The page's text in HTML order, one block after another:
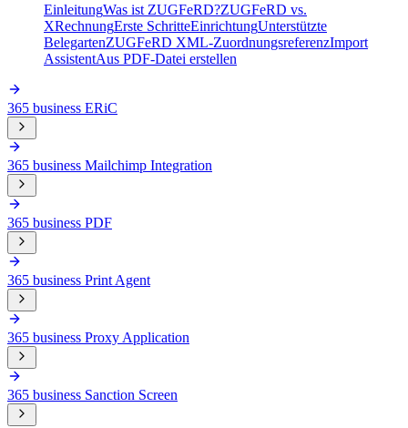
EinleitungWas ist ZUGFeRD?ZUGFeRD vs.
XRechnungErste SchritteEinrichtungUnterstützte
BelegartenZUGFeRD XML-ZuordnungsreferenzImport
AssistentAus PDF-Datei erstellen
365 business ERiC
365 business Mailchimp Integration
365 business PDF
365 business Print Agent
365 business Proxy Application
365 business Sanction Screen